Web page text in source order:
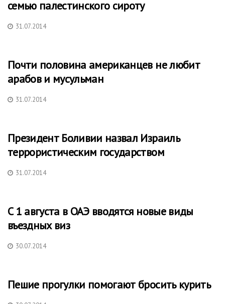
семью палестинского сироту
31.07.2014
Почти половина американцев не любит
арабов и мусульман
31.07.2014
Президент Боливии назвал Израиль
террористическим государством
31.07.2014
С 1 августа в ОАЭ вводятся новые виды
въездных виз
30.07.2014
Пешие прогулки помогают бросить курить